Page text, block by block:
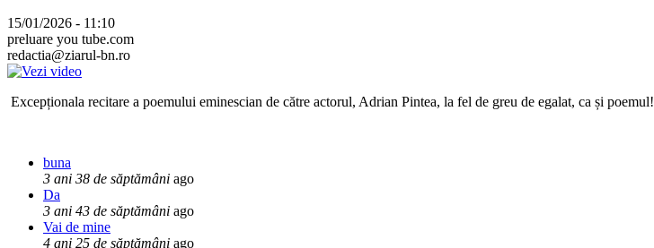
15/01/2026 - 11:10
preluare you tube.com
redactia@ziarul-bn.ro
Excepționala recitare a poemului eminescian de către actorul, Adrian Pintea, la fel de greu de egalat, ca și poemul!
buna
3 ani 38 de săptămâni ago
Da
3 ani 43 de săptămâni ago
Vai de mine
4 ani 25 de săptămâni ago